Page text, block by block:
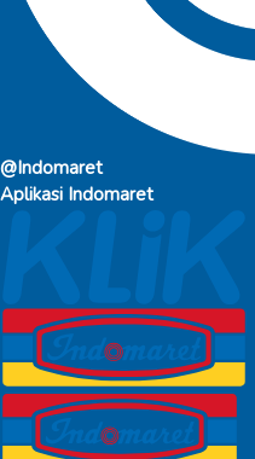
@Indomaret
Aplikasi Indomaret